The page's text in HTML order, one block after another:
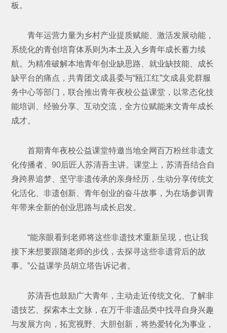
板。
青年运营力量为乡村产业提质赋能、激活发展动能，
系统化的青创培育体系则为本土及入乡青年成长蓄力续
航。为精准破解本地青年创业缺思路、就业缺技能、成长
缺平台的痛点，共青团文成县委与“瓯江红”文成县党群服
务中心等部门，联合推出青年夜校公益课堂，以常态化技
能培训、经验分享、互动交流，全方位赋能来文青年成长
成才。
首期青年夜校公益课堂特邀当地全网百万粉丝非遗文
化传播者、90后匠人苏清吾主讲。课堂上，苏清吾结合自
身跨界追梦、坚守非遗传承的亲身经历，生动分享传统文
化活化、非遗创新、青年创业的奋斗故事，为在场参训青
年带来全新的创业思路与成长启发。
“能亲眼看到老师将这些非遗技术重新呈现，也让我
接下来想要跟随老师的步伐，去探寻这些非遗背后的故
事。”公益课学员胡立塔告诉记者。
苏清吾也鼓励广大青年，主动走近传统文化、了解非
遗技艺、探索本土文脉，在万千非遗品类中找寻自身兴趣
与发展方向，拓宽视野、大胆创新，将热爱转化为事业，